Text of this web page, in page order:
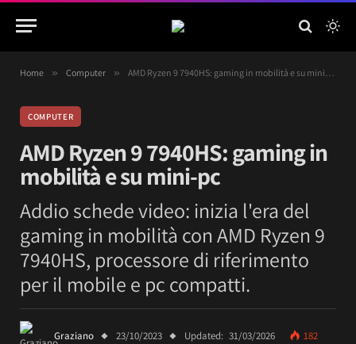
Home » Computer » AMD Ryzen 9 7940HS: gaming in mobilità e su mini-pc
COMPUTER
AMD Ryzen 9 7940HS: gaming in
mobilità e su mini-pc
Addio schede video: inizia l'era del
gaming in mobilità con AMD Ryzen 9
7940HS, processore di riferimento
per il mobile e pc compatti.
Graziano 23/10/2023 Updated: 31/03/2026 182